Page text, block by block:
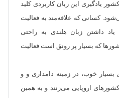
یادگیری این زبان کاربردی کلید
کسانی که علاقه‌مند به فعالیت
داشتن زبان هلندی به راحتی
که بسیار پر رونق است فعالیت
بسیار خوب، در زمینه دامداری و و
اروپایی می‌زنند و به همین